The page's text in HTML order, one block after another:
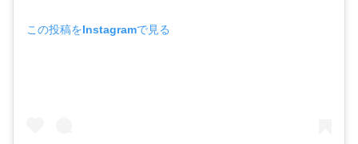
この投稿をInstagramで見る